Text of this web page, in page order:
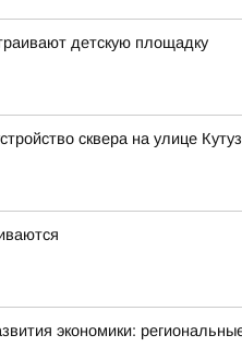
детскую площадку
сквера на улице
экономики: